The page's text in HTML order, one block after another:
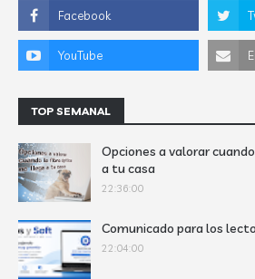
TOP SEMANAL
Opciones a valorar
a tu casa
22:36:00
Comunicado para los
22:04:00